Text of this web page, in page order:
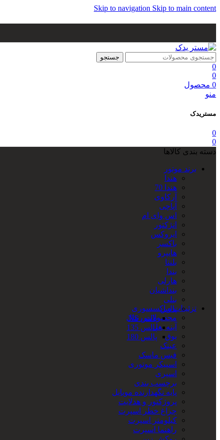
Skip to navigation Skip to main content
جستجو
0
0
0 محصول
منو
مستریدک
0
0
دسته بندی کالاها
برند موتور
هندا
هندا 70
آرکاوی
آپاچی
اس وای ام
انژکتور
ایروکس
باکسر
هایپرو
بلنتا
بندا
هارلی
بنداشیان
بنلی
پالس
پالس NS
پالس 135
پالس 180
تزئینات و اکسسوری
محصولات رنتال
آینه بغل
بوق
عینک
فیس ماسک
اسپیکر موتوری
اسپری
برچسب بندی
پایه نگهدارنده موبایل
پروژکتور و هدلایت
چراغ خطر اسپرت
کیلومتر اسپرت
راهنما اسپرت